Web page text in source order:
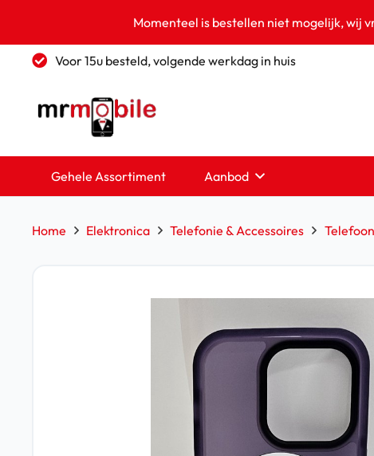
Momenteel is bestellen niet mogelijk, wij
Voor 15u besteld, volgende werkdag in huis
Gehele Assortiment Aanbod
Home Elektronica Telefonie & Accessoires